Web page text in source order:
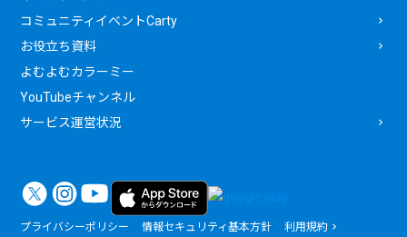
コミュニティイベントCarty
お役立ち資料
よむよむカラーミー
YouTubeチャンネル
サービス運営状況
プライバシーポリシー 情報セキュリティ基本方針
利用規約